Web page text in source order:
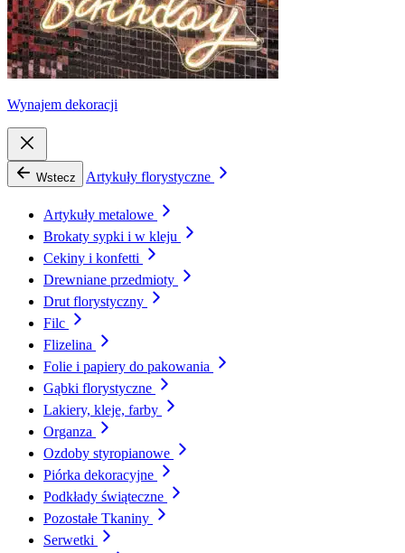
Wynajem dekoracji
Wstecz Artykuły florystyczne
Artykuły metalowe
Brokaty sypki i w kleju
Cekiny i konfetti
Drewniane przedmioty
Drut florystyczny
Filc
Flizelina
Folie i papiery do pakowania
Gąbki florystyczne
Lakiery, kleje, farby
Organza
Ozdoby styropianowe
Piórka dekoracyjne
Podkłady świąteczne
Pozostałe Tkaniny
Serwetki